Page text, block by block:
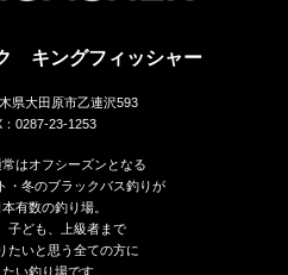
キングフィッシャー
県大田原市乙連沢593
：0287-23-1253
はオフシーズンとなる
・冬のブラックバス釣りが
有数の釣り場。
子ども、上級者まで
たいと思う全ての方に
い釣り場です。